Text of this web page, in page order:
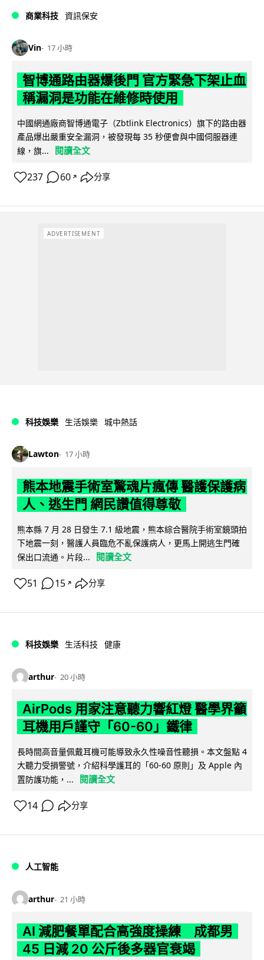
商業科技 資訊保安
Vin 17 小時
智博通路由器爆後門 官方緊急下架止血
稱漏洞是功能在維修時使用
中國網通廠商智博通電子（Zbtlink Electronics）旗下的路由器
產品爆出嚴重安全漏洞，被發現每 35 秒便會與中國伺服器連
線，旗...
閱讀全文
237 60 ↗ 分享
ADVERTISEMENT
科技娛樂 生活娛樂 城中熱話
Lawton 17 小時
熊本地震手術室驚魂片瘋傳 醫護保護病
人、逃生門 網民讚值得尊敬
熊本縣 7 月 28 日發生 7.1 級地震，熊本綜合醫院手術室鏡頭拍
下地震一刻，醫護人員臨危不亂保護病人，更馬上開逃生門確
保出口流通。片段...
閱讀全文
51 15 ↗ 分享
科技娛樂 生活科技 健康
arthur 20 小時
AirPods 用家注意聽力響紅燈 醫學界籲
耳機用戶謹守「60-60」鐵律
長時間高音量佩戴耳機可能導致永久性噪音性聽損。本文盤點 4
大聽力受損警號，介紹科學護耳的「60-60 原則」及 Apple 內
置防護功能，...
閱讀全文
14 分享
人工智能
arthur 21 小時
AI 減肥餐單配合高強度操練 成都男
45 日減 20 公斤後多器官衰竭